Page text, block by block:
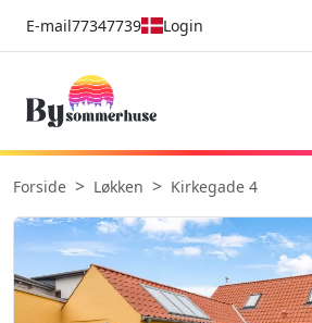
E-mail77347739 Login
Forside Løkken Kirkegade 4